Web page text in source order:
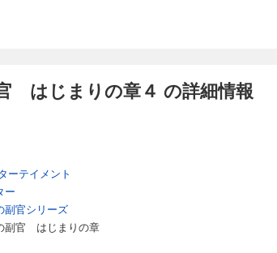
はじまりの章４ の詳細情報
ーテイメント
ー
副官シリーズ
副官 はじまりの章